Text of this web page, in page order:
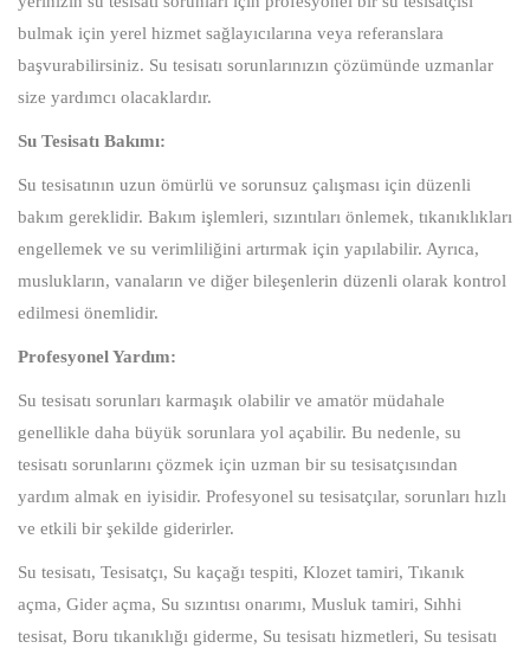
bulmak için yerel hizmet sağlayıcılarına veya referanslara
başvurabilirsiniz. Su tesisatı sorunlarınızın çözümünde uzmanlar
size yardımcı olacaklardır.
Su Tesisatı Bakımı:
Su tesisatının uzun ömürlü ve sorunsuz çalışması için düzenli
bakım gereklidir. Bakım işlemleri, sızıntıları önlemek, tıkanıklıkları
engellemek ve su verimliliğini artırmak için yapılabilir. Ayrıca,
muslukların, vanaların ve diğer bileşenlerin düzenli olarak kontrol
edilmesi önemlidir.
Profesyonel Yardım:
Su tesisatı sorunları karmaşık olabilir ve amatör müdahale
genellikle daha büyük sorunlara yol açabilir. Bu nedenle, su
tesisatı sorunlarını çözmek için uzman bir su tesisatçısından
yardım almak en iyisidir. Profesyonel su tesisatçılar, sorunları hızlı
ve etkili bir şekilde giderirler.
Su tesisatı, Tesisatçı, Su kaçağı tespiti, Klozet tamiri, Tıkanık
açma, Gider açma, Su sızıntısı onarımı, Musluk tamiri, Sıhhi
tesisat, Boru tıkanıklığı giderme, Su tesisatı hizmetleri, Su tesisatı